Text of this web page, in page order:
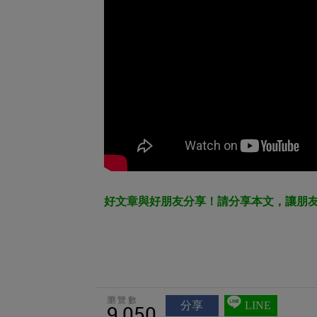
好文章與好朋友分享！請分享本文，讓朋
瀏覽數 分享 LINE